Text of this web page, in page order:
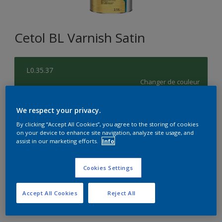
Cetol BL Varnish Satin
L0.35.37
Changer de couleur
Format
1L 2,5L 5L
We respect your privacy.
By clicking “Accept All Cookies”, you agree to the storing of cookies
on your device to enhance site navigation, analyze site usage, and
assist in our marketing efforts.
Info
Cookies Settings
Reject All
Accept All Cookies